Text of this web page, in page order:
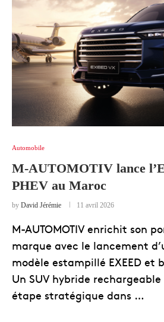
Automobile
M-AUTOMOTIV lance
PHEV au Maroc
by David Jérémie 11 avril 2026
M-AUTOMOTIV enrichit son
marque avec le lancement
modèle estampillé EXEED et
Un SUV hybride
étape stratégique dans …